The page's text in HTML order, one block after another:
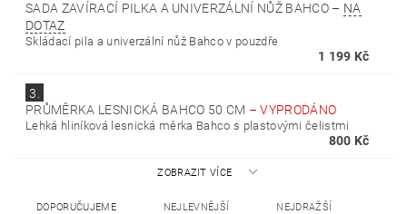
SADA ZAVÍRACÍ PILKA A UNIVERZÁLNÍ NŮŽ BAHCO – NA
DOTAZ
Skládací pila a univerzální nůž Bahco v pouzdře
1 199 Kč
3.
PRŮMĚRKA LESNICKÁ BAHCO 50 CM –VYPRODÁNO
Lehká hliníková lesnická měrka Bahco s plastovými čelistmi
800 Kč
ZOBRAZIT VÍCE
DOPORUČUJEME NEJLEVNĚJŠÍ NEJDRAŽŠÍ